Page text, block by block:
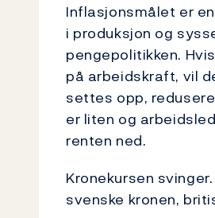
Inflasjonsmålet er
i produksjon og
pengepolitikken.
på arbeidskraft, vil
settes opp,
er liten og
renten ned.
Kronekursen
svenske kronen,